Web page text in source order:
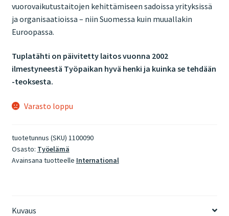
vuorovaikutustaitojen kehittämiseen sadoissa yrityksissä
ja organisaatioissa – niin Suomessa kuin muuallakin
Euroopassa.
Tuplatähti on päivitetty laitos vuonna 2002
ilmestyneestä Työpaikan hyvä henki ja kuinka se tehdään
-teoksesta.
Varasto loppu
tuotetunnus (SKU) 1100090
Osasto: Työelämä
Avainsana tuotteelle International
Kuvaus